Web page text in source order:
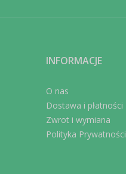
INFORMACJE
O nas
Dostawa i płatności
Zwrot i wymiana
Polityka Prywatności